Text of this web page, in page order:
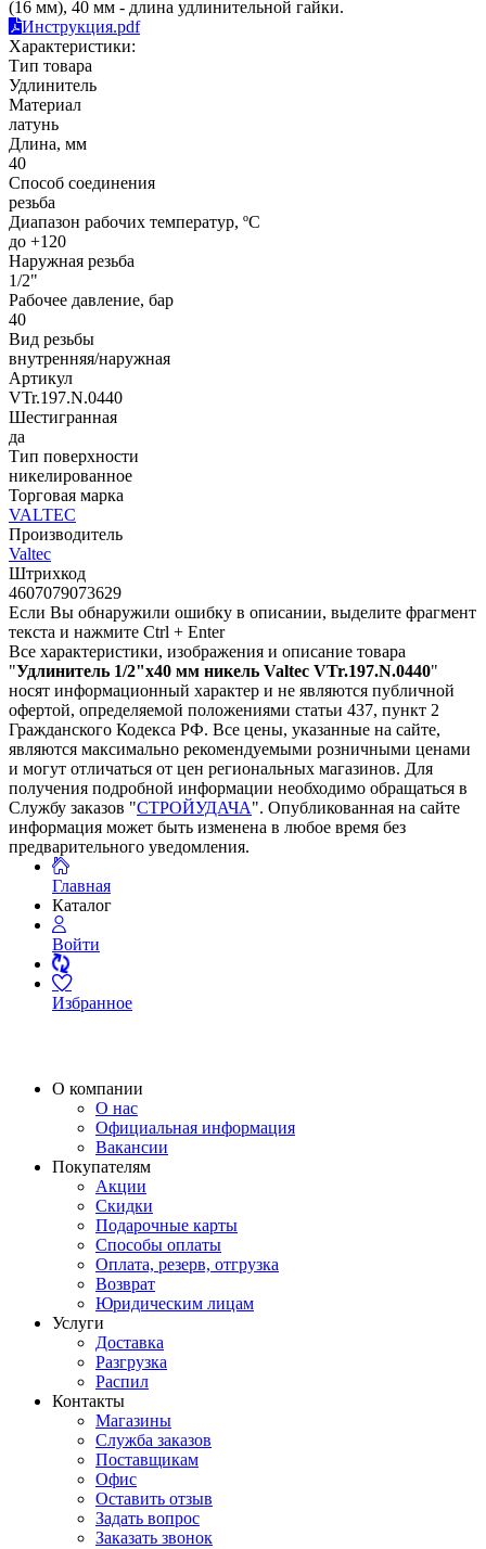
(16 мм), 40 мм - длина удлинительной гайки.
Инструкция.pdf
Характеристики:
Тип товара
Удлинитель
Материал
латунь
Длина, мм
40
Способ соединения
резьба
Диапазон рабочих температур, ºС
до +120
Наружная резьба
1/2"
Рабочее давление, бар
40
Вид резьбы
внутренняя/наружная
Артикул
VTr.197.N.0440
Шестигранная
да
Тип поверхности
никелированное
Торговая марка
VALTEC
Производитель
Valtec
Штрихкод
4607079073629
Если Вы обнаружили ошибку в описании, выделите фрагмент
текста и нажмите Ctrl + Enter
Все характеристики, изображения и описание товара
"Удлинитель 1/2"х40 мм никель Valtec VTr.197.N.0440"
носят информационный характер и не являются публичной
офертой, определяемой положениями статьи 437, пункт 2
Гражданского Кодекса РФ. Все цены, указанные на сайте,
являются максимально рекомендуемыми розничными ценами
и могут отличаться от цен региональных магазинов. Для
получения подробной информации необходимо обращаться в
Службу заказов "СТРОЙУДАЧА". Опубликованная на сайте
информация может быть изменена в любое время без
предварительного уведомления.
Главная
Каталог
Войти
Избранное
О компании
О нас
Официальная информация
Вакансии
Покупателям
Акции
Скидки
Подарочные карты
Способы оплаты
Оплата, резерв, отгрузка
Возврат
Юридическим лицам
Услуги
Доставка
Разгрузка
Распил
Контакты
Магазины
Служба заказов
Поставщикам
Офис
Оставить отзыв
Задать вопрос
Заказать звонок